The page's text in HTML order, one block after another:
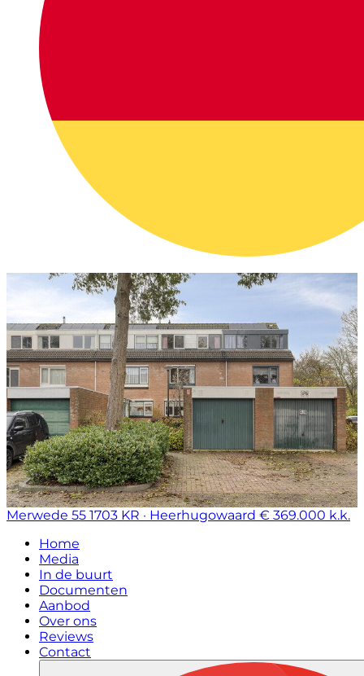
Merwede 55 1703 KR · Heerhugowaard € 369.000 k.k.
Home
Media
In de buurt
Documenten
Aanbod
Over ons
Reviews
Contact